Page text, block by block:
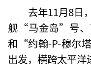
去年11月8日
舰“马金岛”号
和“约翰-P-穆尔
出发，横跨太平洋